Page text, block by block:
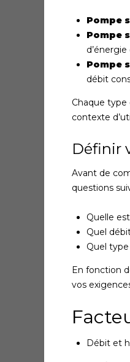
Pompe
Pompe
Pompe
débit
Chaque type
contexte
Définir
Avant de
questions
Quelle
Quel
Quel type
En fonction
vos
Débit et